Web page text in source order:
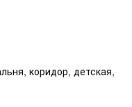
, коридор, детская,